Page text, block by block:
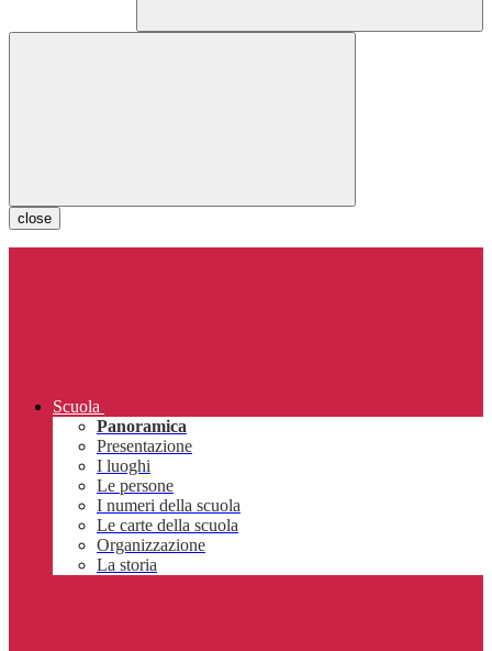
close
Scuola
Panoramica
Presentazione
I luoghi
Le persone
I numeri della scuola
Le carte della scuola
Organizzazione
La storia